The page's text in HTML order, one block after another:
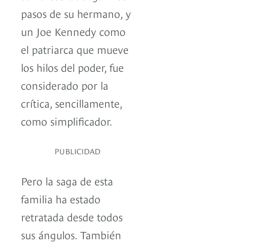
pasos de su hermano, y
un Joe Kennedy como
el patriarca que mueve
los hilos del poder, fue
considerado por la
crítica, sencillamente,
como simplificador.
PUBLICIDAD
Pero la saga de esta
familia ha estado
retratada desde todos
sus ángulos. También